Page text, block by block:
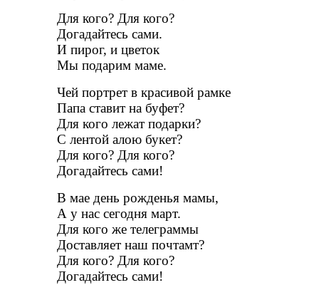
Для кого? Для кого?
Догадайтесь сами.
И пирог, и цветок
Мы подарим маме.
Чей портрет в красивой рамке
Папа ставит на буфет?
Для кого лежат подарки?
С лентой алою букет?
Для кого? Для кого?
Догадайтесь сами!
В мае день рожденья мамы,
А у нас сегодня март.
Для кого же телеграммы
Доставляет наш почтамт?
Для кого? Для кого?
Догадайтесь сами!